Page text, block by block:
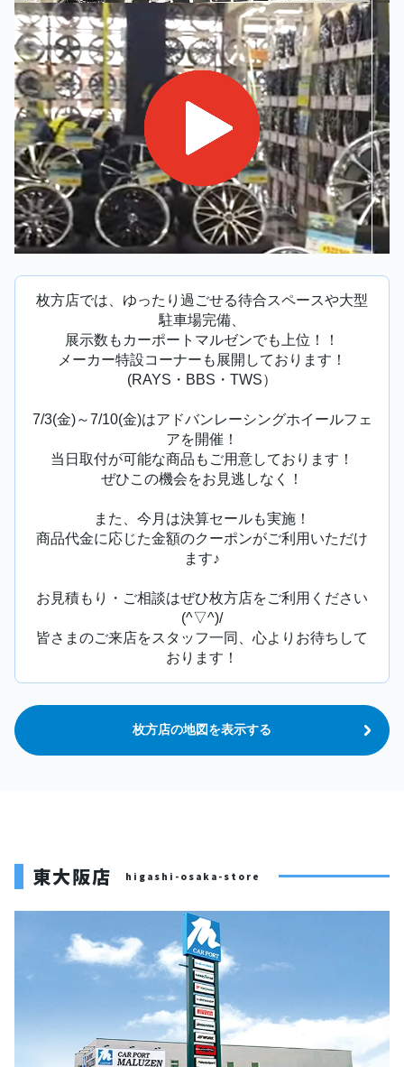
枚方店では、ゆったり過ごせる待合スペースや大型
駐車場完備、
展示数もカーポートマルゼンでも上位！！
メーカー特設コーナーも展開しております！
(RAYS・BBS・TWS）
7/3(金)～7/10(金)はアドバンレーシングホイールフェ
アを開催！
当日取付が可能な商品もご用意しております！
ぜひこの機会をお見逃しなく！
また、今月は決算セールも実施！
商品代金に応じた金額のクーポンがご利用いただけ
ます♪
お見積もり・ご相談はぜひ枚方店をご利用ください
(^▽^)/
皆さまのご来店をスタッフ一同、心よりお待ちして
おります！
枚方店の地図を表示する
東大阪店 higashi-osaka-store